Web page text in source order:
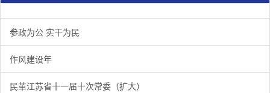
参政为公 实干为民
作风建设年
民革江苏省十一届十次常委（扩大）